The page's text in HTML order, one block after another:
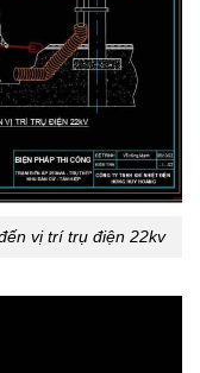
vị trí trụ điện 22kv